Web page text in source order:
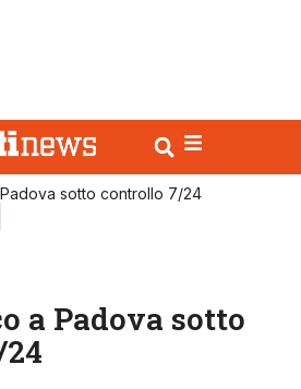
sotto controllo 7/24
a Padova sotto